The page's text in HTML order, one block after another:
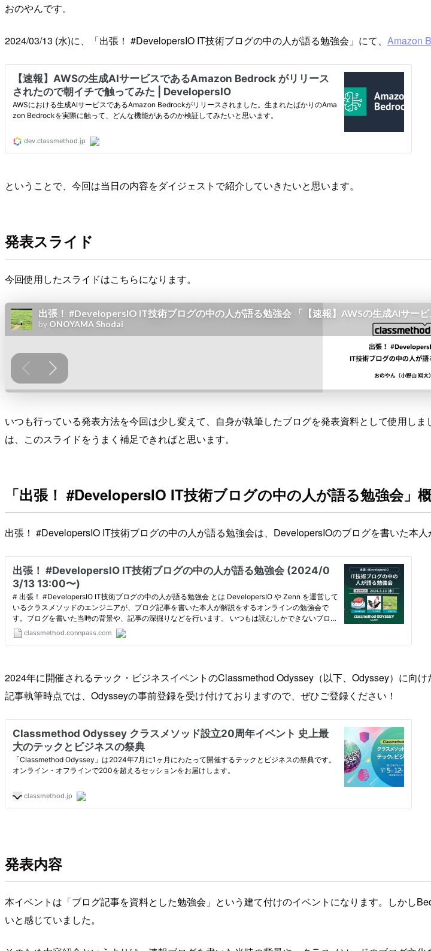
おのやんです。
2024/03/13 (水)に、「出張！ #DevelopersIO IT技術ブログの中の人が語る勉強会」にて、 Amazon
ということで、今回は当日の内容をダイジェストで紹介していきたいと思います。
発表スライド
今回使用したスライドはこちらになります。
いつも行っている発表方法を今回は少し変えて、自身が執筆したブログを発表資料として使用し
は、このスライドをうまく補足できればと思います。
「出張！ #DevelopersIO IT技術ブログの中の人が語る勉強会」
出張！ #DevelopersIO IT技術ブログの中の人が語る勉強会は、DevelopersIOのブログを書いた本
2024年に開催されるテック・ビジネスイベントのClassmethod Odyssey（以下、Odyssey）に向
記事執筆時点では、Odysseyの事前登録を受け付けておりますので、ぜひご登録ください！
発表内容
本イベントは「ブログ記事を資料とした勉強会」という建て付けのイベントになります。しかし
いと感じていました。